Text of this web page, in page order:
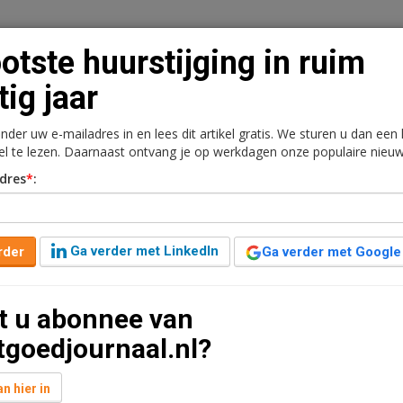
Vacaturebank Contact Abonnementen
ruim dertig jaar
procent hoger dan in juli 2023. Dit is de grootste
percentage stegen.
huurstijging in ruim
jaar
uw e-mailadres in en lees dit artikel gratis. We sturen u dan een
te lezen. Daarnaast ontvang je op werkdagen onze populaire
*:
Ga verder met LinkedIn Ga verder met Google
u abonnee van
hier in